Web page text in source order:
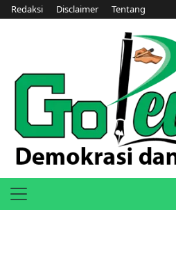
Redaksi Disclaimer Tentang